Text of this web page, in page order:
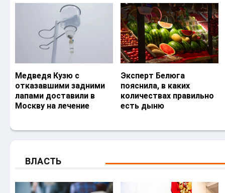
Медведя Кузю с
отказавшими задними
лапами доставили в
Москву на лечение
Эксперт Белюга
пояснила, в каких
количествах правильно
есть дыню
ВЛАСТЬ